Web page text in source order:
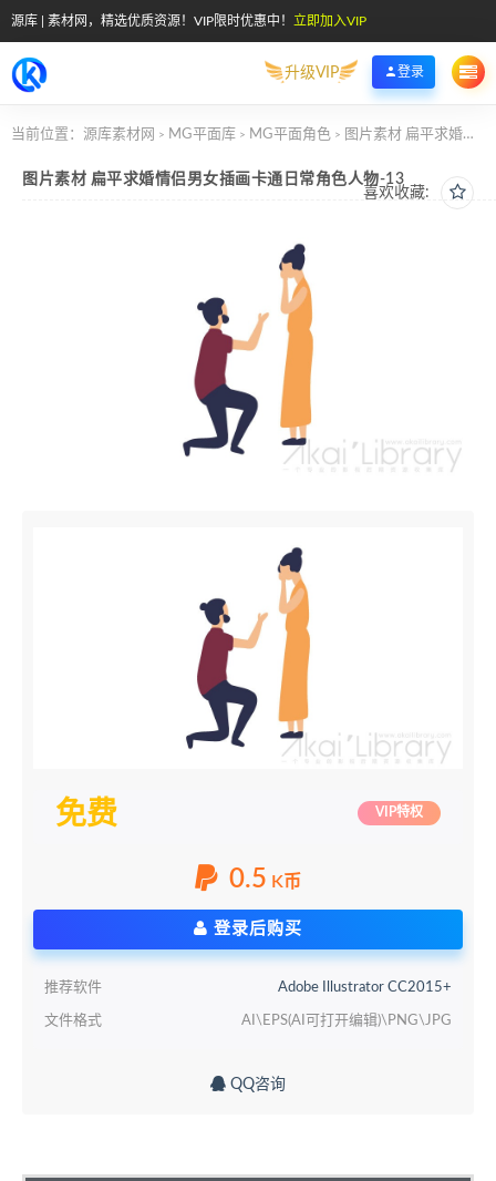
源库 | 素材网，精选优质资源！VIP限时优惠中！ 立即加入VIP
升级VIP 登录
当前位置： 源库素材网 > MG平面库 > MG平面角色 > 图片素材 扁平求婚情侣男女插画卡通日常角色人物-13
喜欢收藏:
图片素材 扁平求婚情侣男女插画卡通日常角色人物-13
免费 VIP特权
0.5 K币
登录后购买
推荐软件 Adobe Illustrator CC2015+
文件格式 AI\EPS(AI可打开编辑)\PNG\JPG
QQ咨询